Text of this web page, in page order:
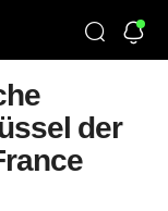
der